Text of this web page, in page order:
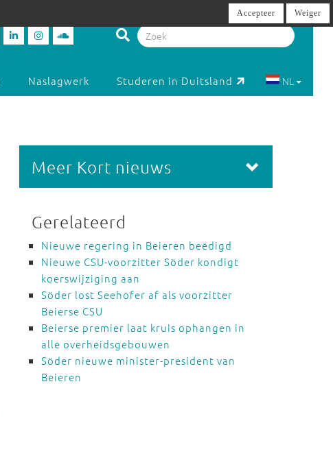
Naslagwerk Studeren in Duitsland NL
Meer Kort nieuws
Gerelateerd
Nieuwe regering in Beieren beëdigd
Nieuwe CSU-voorzitter Söder kondigt
koerswijziging aan
Söder lost Seehofer af als voorzitter
Beierse CSU
Beierse premier laat kruis ophangen in
alle overheidsgebouwen
Söder nieuwe minister-president van
Beieren
Accepteer Weiger